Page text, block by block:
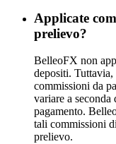
Applicate
prelievo?
BelleoFX non
depositi. Tuttavia,
commissioni da
variare a
pagamento.
tali commissioni
prelievo.